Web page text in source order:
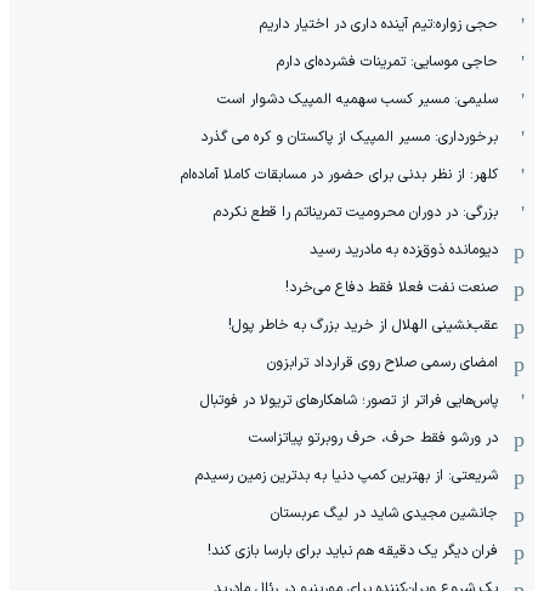
حجی زواره:تیم آینده داری در اختیار داریم
حاجی موسایی: تمرینات فشرده‌ای دارم
سلیمی: مسیر کسب سهمیه المپیک دشوار است
برخورداری: مسیر المپیک از پاکستان و کره می گذرد
کلهر: از نظر بدنی برای حضور در مسابقات کاملا آماده‌ام
بزرگی: در دوران محرومیت تمریناتم را قطع نکردم
دیومانده ذوق‌زده به مادرید رسید
صنعت نفت فعلا فقط دفاع می‌خرد!
عقب‌نشینی الهلال از خرید بزرگ به خاطر پول!
امضای رسمی صلاح روی قرارداد ترابزون
پاس‌هایی فراتر از تصور؛ شاهکارهای تریولا در فوتبال
در ورشو فقط حرف، حرف روبرتو پیاتزاست
شریعتی: از بهترین کمپ‌ دنیا به بدترین زمین‌ رسیدم
جانشین مجیدی شاید در لیگ عربستان
فران دیگر یک دقیقه هم نباید برای بارسا بازی کند!